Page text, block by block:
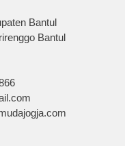
Bantul
Bantul